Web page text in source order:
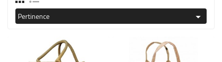
BOISSON
Pertinence 